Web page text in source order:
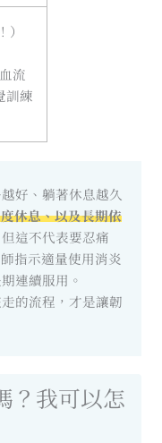
流
訓練
好、躺著休息越久
休息、以及長期依
這不代表要忍痛
指示適量使用消炎
連續服用。
的流程，才是讓韌
？我可以怎